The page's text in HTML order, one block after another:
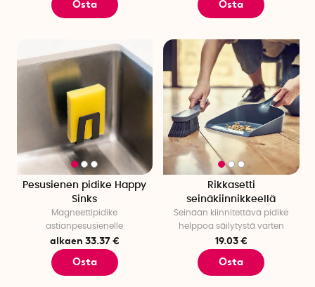
Osta Osta
Pesusienen pidike Happy
Sinks
Magneettipidike
astianpesusienelle
alkaen 33.37 €
Osta
Rikkasetti
seinäkiinnikkeellä
Seinään kiinnitettävä pidike
helppoa säilytystä varten
19.03 €
Osta